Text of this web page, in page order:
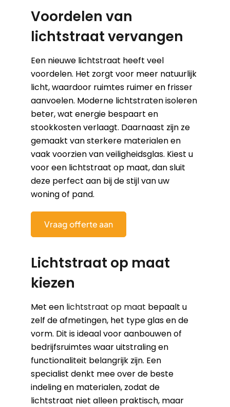
Voordelen van
lichtstraat vervangen
Een nieuwe lichtstraat heeft veel
voordelen. Het zorgt voor meer natuurlijk
licht, waardoor ruimtes ruimer en frisser
aanvoelen. Moderne lichtstraten isoleren
beter, wat energie bespaart en
stookkosten verlaagt. Daarnaast zijn ze
gemaakt van sterkere materialen en
vaak voorzien van veiligheidsglas. Kiest u
voor een lichtstraat op maat, dan sluit
deze perfect aan bij de stijl van uw
woning of pand.
Vraag offerte aan
Lichtstraat op maat
kiezen
Met een lichtstraat op maat bepaalt u
zelf de afmetingen, het type glas en de
vorm. Dit is ideaal voor aanbouwen of
bedrijfsruimtes waar uitstraling en
functionaliteit belangrijk zijn. Een
specialist denkt mee over de beste
indeling en materialen, zodat de
lichtstraat niet alleen praktisch, maar